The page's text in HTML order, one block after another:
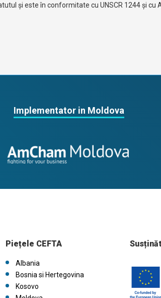
și este în conformitate cu UNSCR 1244 și cu
Implementator in Moldova
Piețele CEFTA
Albania
Bosnia si Hertegovina
Kosovo